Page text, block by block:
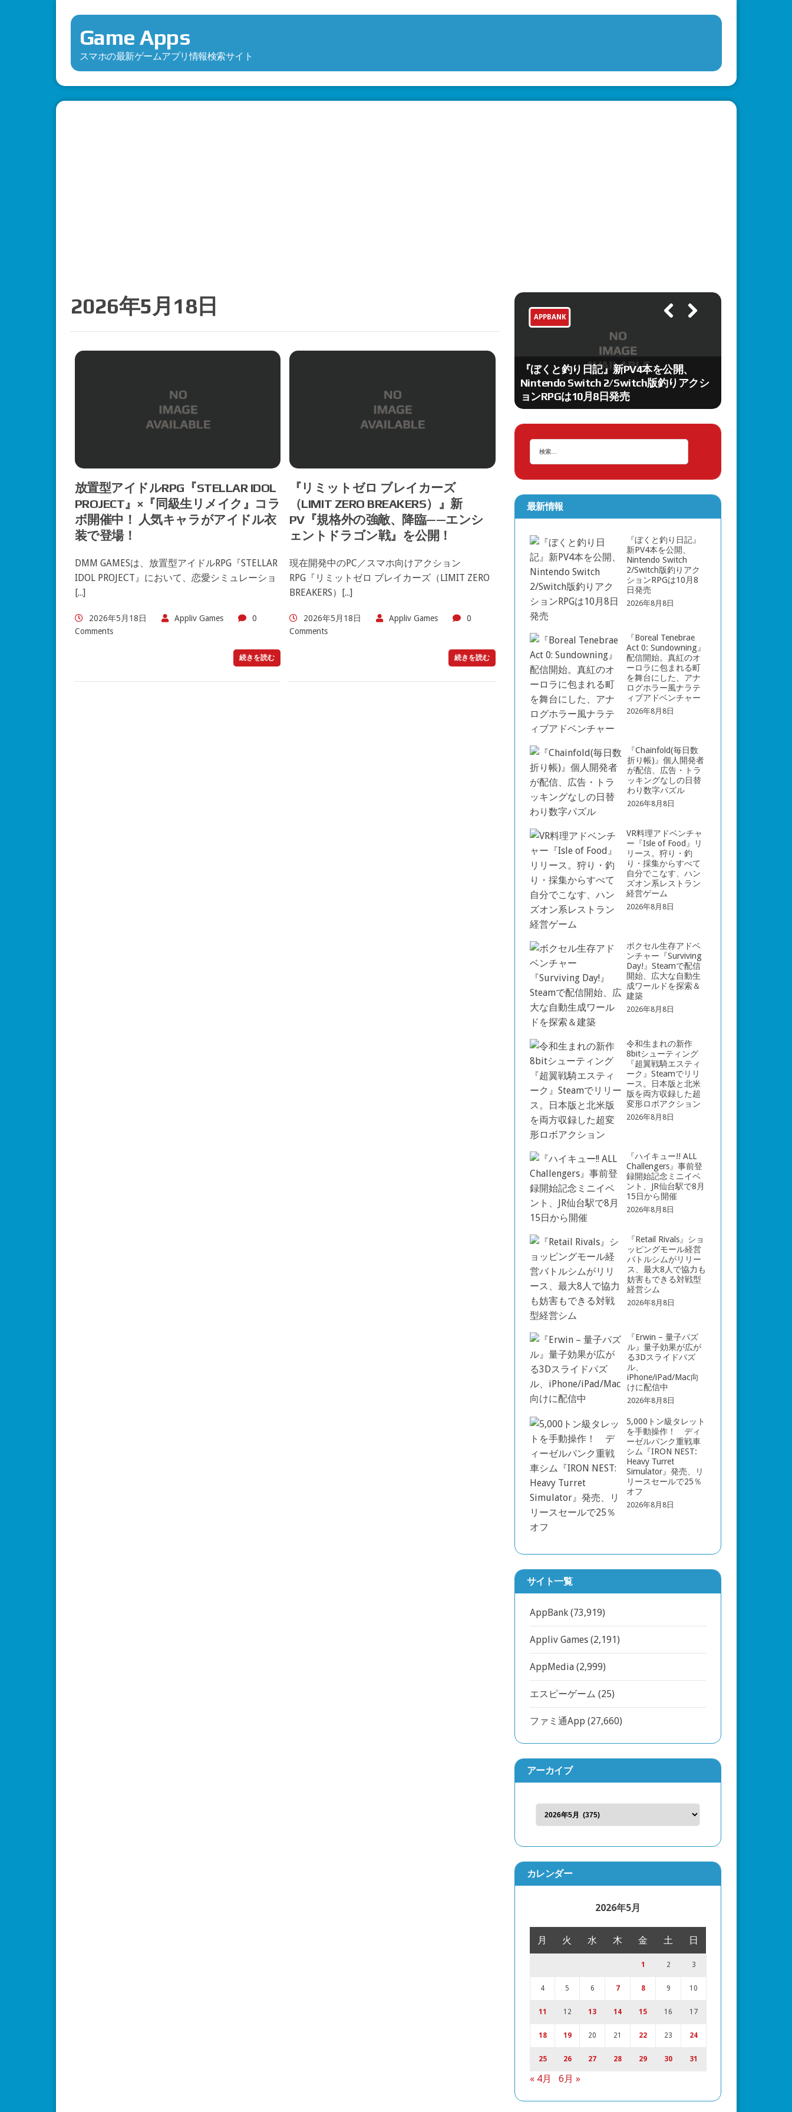
Game Apps
スマホの最新ゲームアプリ情報検索サイト
2026年5月18日
放置型アイドルRPG『STELLAR IDOL
PROJECT』×『同級生リメイク』コラ
ボ開催中！ 人気キャラがアイドル衣
装で登場！
DMM GAMESは、放置型アイドルRPG『STELLAR
IDOL PROJECT』において、恋愛シミュレーショ
[...]
2026年5月18日 Appliv Games
0
Comments
続きを読む
『リミットゼロ ブレイカーズ
（LIMIT ZERO BREAKERS）』新
PV『規格外の強敵、降臨——エンシ
ェントドラゴン戦』を公開！
現在開発中のPC／スマホ向けアクション
RPG『リミットゼロ ブレイカーズ（LIMIT ZERO
BREAKERS）[...]
2026年5月18日 Appliv Games
0
Comments
続きを読む
成ワールドを探索＆建築
APPBANK
『ぼくと釣り日記』新PV4本を公開、
Nintendo Switch 2/Switch版釣りアクシ
ョンRPGは10月8日発売
最新情報
『ぼくと釣り日記』
新PV4本を公開、
Nintendo Switch
2/Switch版釣りアク
ションRPGは10月8
日発売
2026年8月8日
『Boreal Tenebrae
Act 0: Sundowning』
配信開始。真紅のオ
ーロラに包まれる町
を舞台にした、アナ
ログホラー風ナラテ
ィブアドベンチャー
2026年8月8日
『Chainfold(毎日数
折り帳)』個人開発者
が配信、広告・トラ
ッキングなしの日替
わり数字パズル
2026年8月8日
VR料理アドベンチャ
ー『Isle of Food』リ
リース。狩り・釣
り・採集からすべて
自分でこなす、ハン
ズオン系レストラン
経営ゲーム
2026年8月8日
ボクセル生存アドベ
ンチャー『Surviving
Day!』Steamで配信
開始、広大な自動生
成ワールドを探索＆
建築
2026年8月8日
令和生まれの新作
8bitシューティング
『超翼戦騎エスティ
ーク』Steamでリリ
ース。日本版と北米
版を両方収録した超
変形ロボアクション
2026年8月8日
『ハイキュー!! ALL
Challengers』事前登
録開始記念ミニイベ
ント、JR仙台駅で8月
15日から開催
2026年8月8日
『Retail Rivals』ショ
ッピングモール経営
バトルシムがリリー
ス、最大8人で協力も
妨害もできる対戦型
経営シム
2026年8月8日
『Erwin – 量子パズ
ル』量子効果が広が
る3Dスライドパズ
ル、
iPhone/iPad/Mac向
けに配信中
2026年8月8日
5,000トン級タレット
を手動操作！ ディ
ーゼルパンク重戦車
シム『IRON NEST:
Heavy Turret
Simulator』発売、リ
リースセールで25％
オフ
2026年8月8日
サイト一覧
AppBank(73,919)
Appliv Games(2,191)
AppMedia(2,999)
エスピーゲーム (25)
ファミ通App(27,660)
アーカイブ
カレンダー
2026年5月
月 火 水 木 金 土 日
1 2 3
4 5 6 7 8 9 10
11 12 13 14 15 16 17
18 19 20 21 22 23 24
25 26 27 28 29 30 31
« 4月 6月 »